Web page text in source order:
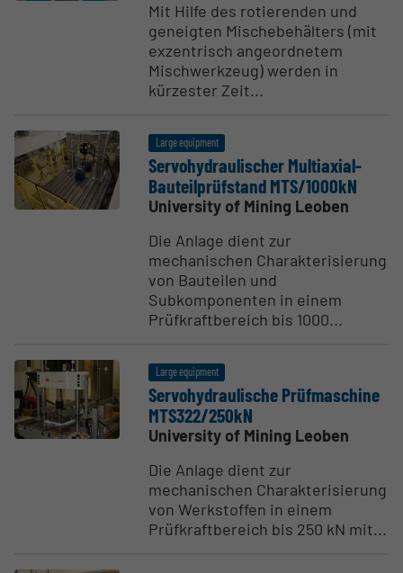
Mit Hilfe des rotierenden und
geneigten Mischebehälters (mit
exzentrisch angeordnetem
Mischwerkzeug) werden in
kürzester Zeit...
Large equipment
Servo­hy­draulischer Multi­axial-
Bauteil­prüf­stand MTS/1000kN
University of Mining Leoben
Die Anlage dient zur
mechanischen Charakterisierung
von Bauteilen und
Subkomponenten in einem
Prüfkraftbereich bis 1000...
Large equipment
Servo­hy­draulische Prüfmas­chine
MTS322/250kN
University of Mining Leoben
Die Anlage dient zur
mechanischen Charakterisierung
von Werkstoffen in einem
Prüfkraftbereich bis 250 kN mit...